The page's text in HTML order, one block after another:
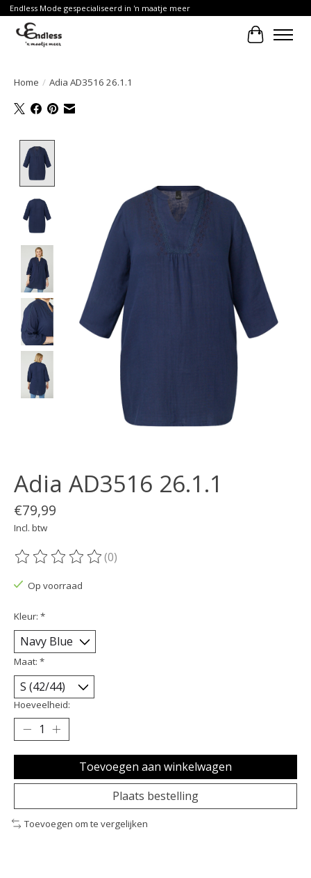
Endless Mode gespecialiseerd in 'n maatje meer
Home / Adia AD3516 26.1.1
Adia AD3516 26.1.1
€79,99
Incl. btw
De beoordeling van dit product is
(0)
Op voorraad
Kleur: *
Maat: *
Hoeveelheid:
Toevoegen aan winkelwagen
Plaats bestelling
Toevoegen om te vergelijken